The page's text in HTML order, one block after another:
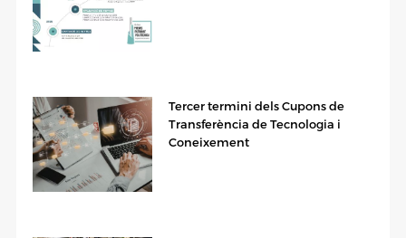
Tercer termini dels Cupons de
Transferència de Tecnologia i
Coneixement